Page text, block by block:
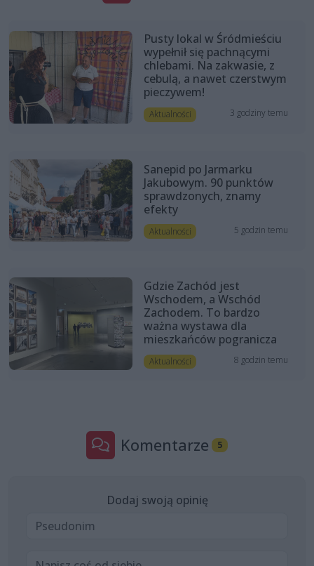
Pusty lokal w Śródmieściu
wypełnił się pachnącymi
chlebami. Na zakwasie, z
cebulą, a nawet czerstwym
pieczywem!
Aktualności 3 godziny temu
Sanepid po Jarmarku
Jakubowym. 90 punktów
sprawdzonych, znamy
efekty
Aktualności 5 godzin temu
Gdzie Zachód jest
Wschodem, a Wschód
Zachodem. To bardzo
ważna wystawa dla
mieszkańców pogranicza
Aktualności 8 godzin temu
Komentarze 5
Dodaj swoją opinię